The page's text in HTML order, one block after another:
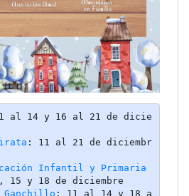
al 14 y 16 al 21 de dicie
: 11 al 21 de diciembr
Infantil y Primaria
15 y 18 de diciembre
Ganchillo : 11 al 14 y 18 a